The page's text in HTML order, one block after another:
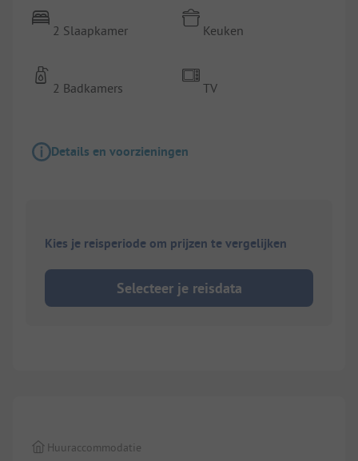
2 Slaapkamer
2 Badkamers
Keuken
TV
Details en voorzieningen
Kies je reisperiode om prijzen te vergelijken
Selecteer je reisdata
Huuraccommodatie